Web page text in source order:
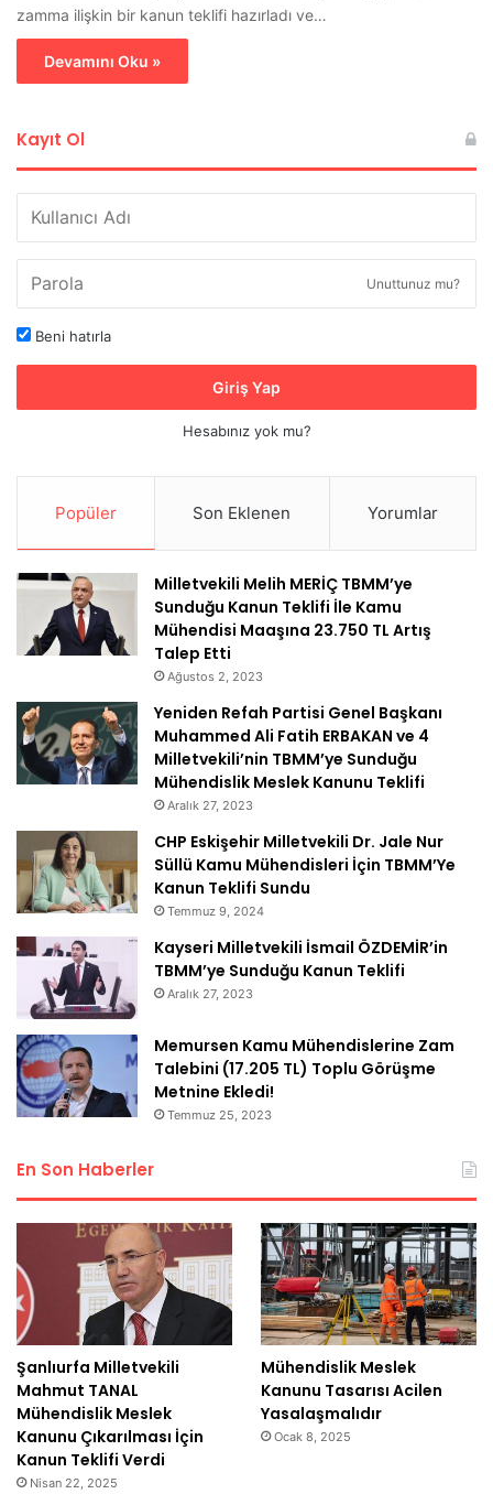
zamma ilişkin bir kanun teklifi hazırladı ve…
Devamını Oku »
Kayıt Ol
Unuttunuz mu?
Beni hatırla
Giriş Yap
Hesabınız yok mu?
Popüler Son Eklenen Yorumlar
Milletvekili Melih MERİÇ TBMM’ye
Sunduğu Kanun Teklifi İle Kamu
Mühendisi Maaşına 23.750 TL Artış
Talep Etti
Ağustos 2, 2023
Yeniden Refah Partisi Genel Başkanı
Muhammed Ali Fatih ERBAKAN ve 4
Milletvekili’nin TBMM’ye Sunduğu
Mühendislik Meslek Kanunu Teklifi
Aralık 27, 2023
CHP Eskişehir Milletvekili Dr. Jale Nur
Süllü Kamu Mühendisleri İçin TBMM’Ye
Kanun Teklifi Sundu
Temmuz 9, 2024
Kayseri Milletvekili İsmail ÖZDEMİR’in
TBMM’ye Sunduğu Kanun Teklifi
Aralık 27, 2023
Memursen Kamu Mühendislerine Zam
Talebini (17.205 TL) Toplu Görüşme
Metnine Ekledi!
Temmuz 25, 2023
En Son Haberler
Şanlıurfa Milletvekili
Mahmut TANAL
Mühendislik Meslek
Kanunu Çıkarılması İçin
Kanun Teklifi Verdi
Nisan 22, 2025
Mühendislik Meslek
Kanunu Tasarısı Acilen
Yasalaşmalıdır
Ocak 8, 2025